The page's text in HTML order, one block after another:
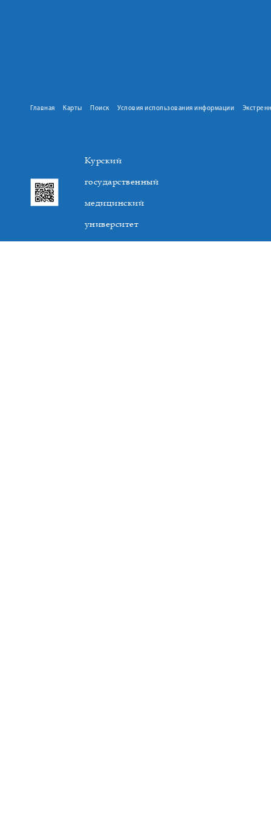
Главная Карты Поиск Условия использования информации
Курский
государственный
медицинский
университет